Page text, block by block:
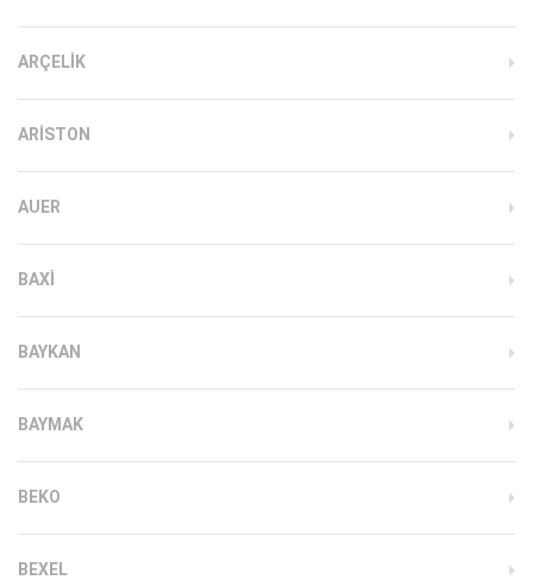
ARÇELIK
ARISTON
AUER
BAXI
BAYKAN
BAYMAK
BEKO
BEXEL